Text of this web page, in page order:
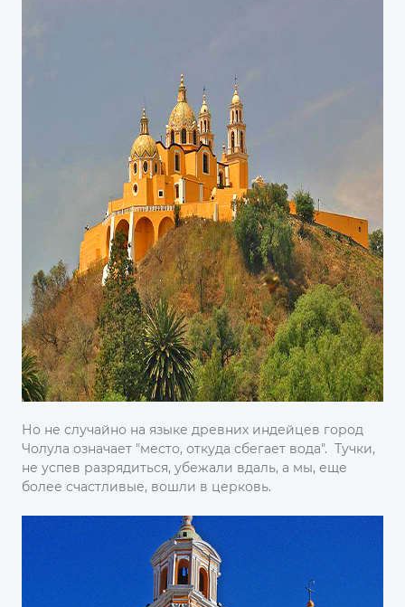
Но не случайно на языке древних индейцев город
Чолула означает "место, откуда сбегает вода". Тучки,
не успев разрядиться, убежали вдаль, а мы, еще
более счастливые, вошли в церковь.